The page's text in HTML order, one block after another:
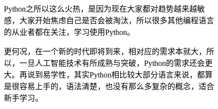
Python之所以这么火热，是因为现在大家都对趋势越来越敏
感，大家开始焦虑自己是否会被淘汰，所以很多其他编程语言
的从业者都在关注，学习使用Python。
更何况，在一个新的时代即将到来，相对应的需求本就大，所
以，一旦人工智能技术有所成熟与突破，Python的需求还会更
大。再说到易学性，其实Python相比较大部分语言来说，都算
是很容易上手的，语法清楚，也没有那么多复杂的概念，适合
新手学习。